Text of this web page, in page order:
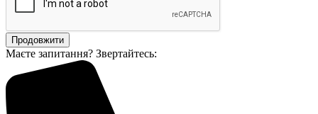
Продовжити
Маєте запитання? Звертайтесь: